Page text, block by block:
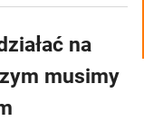
na
musimy